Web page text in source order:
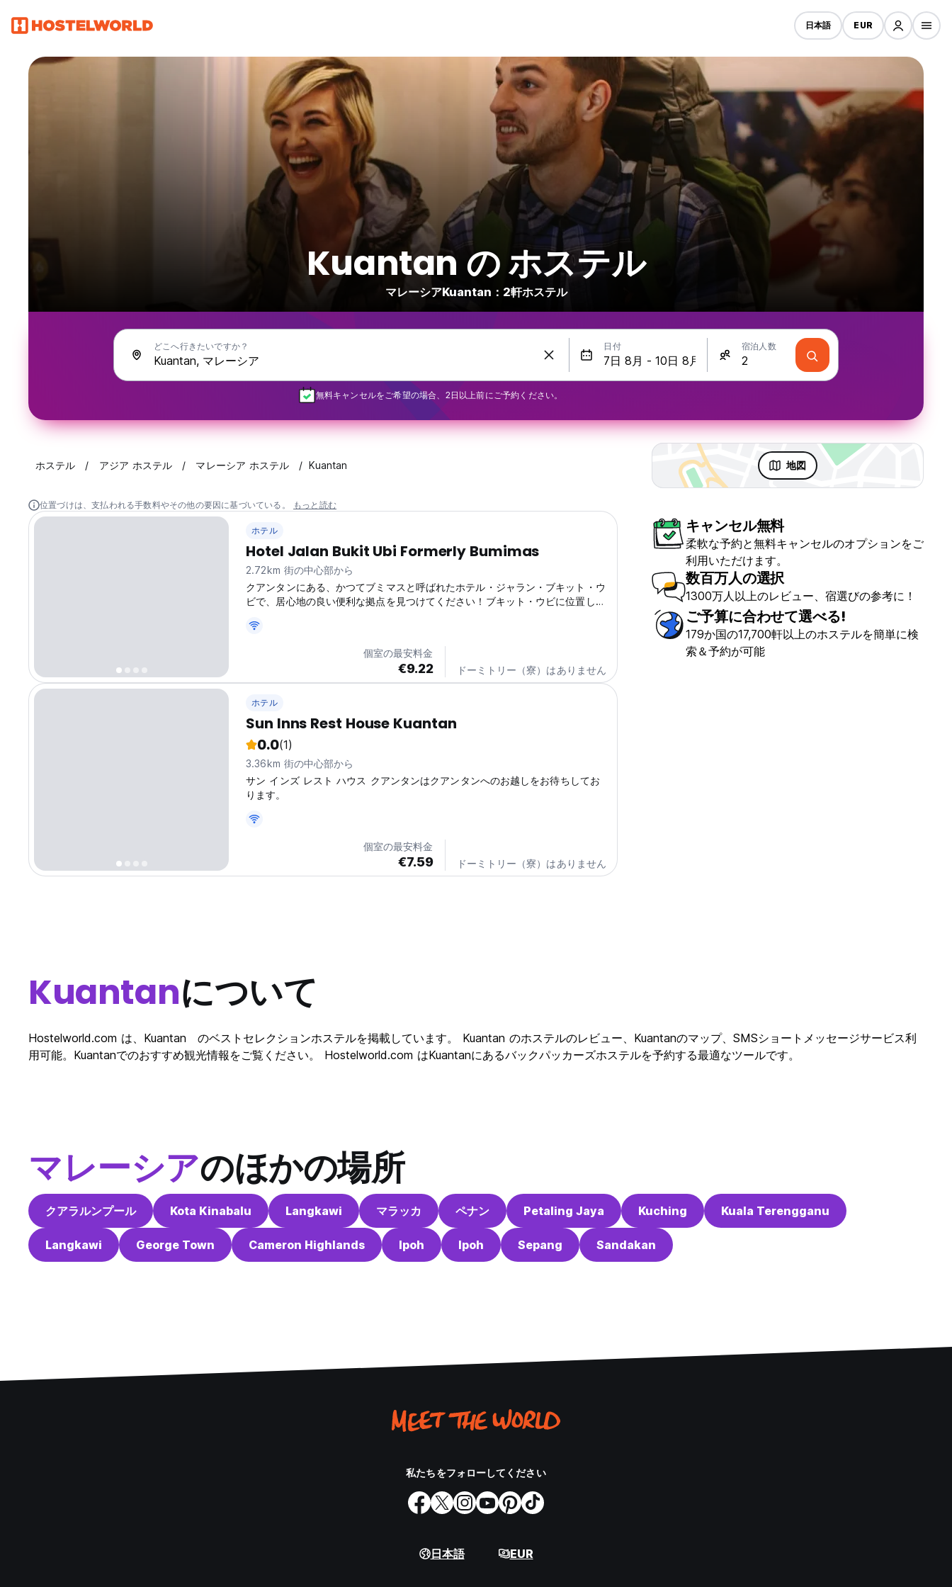
日本語 EUR
Kuantan の ホステル
マレーシアKuantan：2軒ホステル
どこへ行きたいですか？ 日付 宿泊人数
無料キャンセルをご希望の場合、2日以上前にご予約ください。
ホステル アジア ホステル マレーシア ホステル Kuantan 地図
位置づけは、支払われる手数料やその他の要因に基づいている。 もっと読む
ホテル
Hotel Jalan Bukit Ubi Formerly Bumimas
2.72km 街の中心部から
クアンタンにある、かつてブミマスと呼ばれたホテル・ジャラン・ブキット・ウ
ビで、居心地の良い便利な拠点を見つけてください！ブキット・ウビに位置し、
ョンで快適でお手頃な滞在を提供します。 地元のエリアを探索し、クアンタン
の本格的な味と文化を体験し、お部屋の快適さにお戻りになることを想像してみ
てください。戦略的なロケーションをお探しのお手頃な旅行者に最適な、シンプ
ルながらも満足のいく体験をご提供します。簡素さを心がけていますが、清潔さ
と安眠へのこだわりは常に最優先事項です。...
個室の最安料金
€9.22 ドーミトリー（寮）はありません
ホテル
Sun Inns Rest House Kuantan
0.0(1)
3.36km 街の中心部から
サン インズ レスト ハウス クアンタンはクアンタンへのお越しをお待ちしてお
ります。
個室の最安料金
€7.59 ドーミトリー（寮）はありません
キャンセル無料
柔軟な予約と無料キャンセルのオプションをご
利用いただけます。
数百万人の選択
1300万人以上のレビュー、宿選びの参考に！
ご予算に合わせて選べる!
179か国の17,700軒以上のホステルを簡単に検
索＆予約が可能
Kuantanについて
Hostelworld.com は、Kuantan のベストセレクションホステルを掲載しています。 Kuantan のホステルのレビュー、Kuantanのマップ、SMSショートメッセージサービス利
用可能。Kuantanでのおすすめ観光情報をご覧ください。 Hostelworld.com はKuantanにあるバックパッカーズホステルを予約する最適なツールです。
マレーシアのほかの場所
クアラルンプール Kota Kinabalu Langkawi マラッカ ペナン Petaling Jaya Kuching Kuala Terengganu
Langkawi George Town Cameron Highlands Ipoh Ipoh Sepang Sandakan
私たちをフォローしてください
日本語 EUR